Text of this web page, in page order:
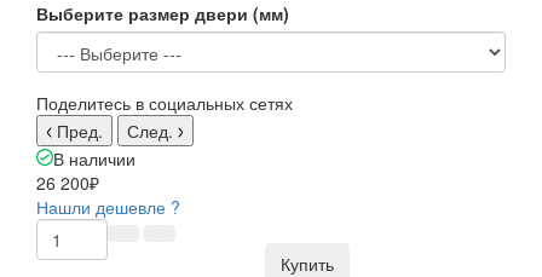
Выберите размер двери (мм)
Поделитесь в социальных сетях
Пред.
След.
В наличии
26 200₽
Нашли дешевле ?
Купить